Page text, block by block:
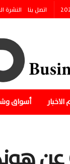
اتصل بنا النشرة
أسواق